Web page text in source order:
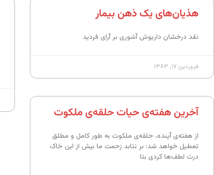
هذیان‌های یک ذهن بیمار
نقد درخشان داریوش آشوری بر آرای فردید
فروردین ۱۷, ۱۳۸۳
آخرین هفته‌ی حیات حلقه‌ی ملکوت
از هفته‌ی آینده، حلقه‌ی ملکوت به طور کامل و مطلق
تعطیل خواهد شد: بر نتابد زحمت ما بیش از این خاک
درت لطف‌ها کردی بتا